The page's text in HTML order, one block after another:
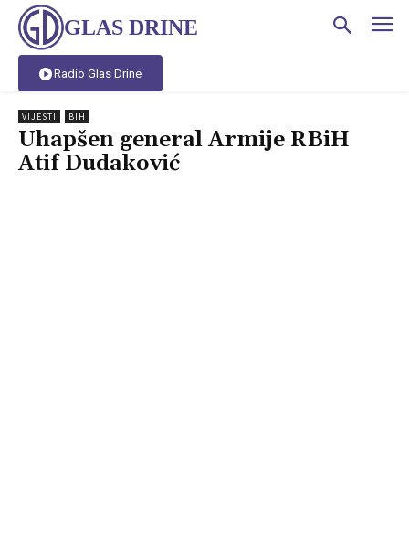
GLAS DRINE
Radio Glas Drine
VIJESTI BIH
Uhapšen general Armije RBiH
Atif Dudaković